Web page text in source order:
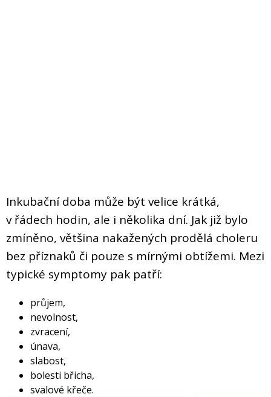
Inkubační doba může být velice krátká,
v řádech hodin, ale i několika dní. Jak již bylo
zmíněno, většina nakažených prodělá choleru
bez příznaků či pouze s mírnými obtížemi. Mezi
typické symptomy pak patří:
průjem,
nevolnost,
zvracení,
únava,
slabost,
bolesti břicha,
svalové křeče.